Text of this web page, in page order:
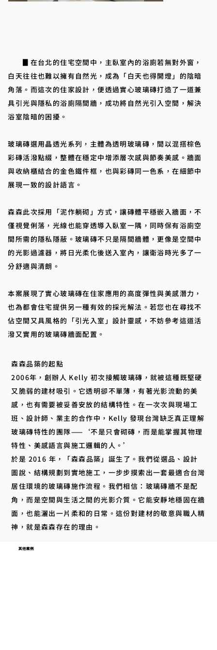
▊在台北的住宅空間中，主臥室內的浴廁若無對外窗，
白天往往也難以擁有自然光，成為「白天也得開燈」的陰暗
角落。而這次的住家設計，便透過實心玻璃磚打造了一道兼
具引光與隱私的浴廁隔間牆，成功將自然光引入空間，解決
浴室陰暗的困擾。
玻璃磚選用晶透光系列，主體為透明玻璃磚，間以混搭棕色
彩磚活潑點綴，整體在穩定中增添層次感與節奏美感。牆面
與收納櫃結合的金色鐵件框，也與彩磚同一色系，在細節中
展現一致的設計語言。
森森此次採用「泥作躺砌」方式，讓磚體平穩嵌入牆面，不
僅視覺俐落，光線也能穿透導入臥室一隅，同時保有浴廁空
間所需的隱私隱蔽。玻璃磚不只是隔間牆體，更像是空間中
的光影過濾器，將日光柔化後送入室內，讓衛浴時光多了一
分舒適與清朗。
本案展現了實心玻璃磚在住家應用的高度彈性與美感潛力，
也為都會住宅提供另一種有效的採光解法。若您也在尋找不
佔空間又具風格的「引光入室」設計靈感，不妨參考這道活
潑又實用的玻璃磚牆面配置。
森森品築的起點
2006年，創辦人 Kelly 初次接觸玻璃磚，就被這種既堅硬
又脆弱的建材吸引。它透明卻不單薄，有著光影流動的美
感，也有需要被妥善安放的結構特性。在一次次與現場工
班、設計師、業主的合作中，Kelly 發現台灣缺乏真正理解
玻璃磚特性的團隊——‘不是只會砌磚，而是能掌握其物理
特性、美感語言與施工邏輯的人。’
於是 2016 年，「森森品築」誕生了。我們從選品、設計
圖說、結構規劃到實地施工，一步步摸索出一套最適合台灣
居住環境的玻璃磚施作流程。我們相信：玻璃磚牆不是配
角，而是空間與生活之間的光影介質。它能安靜地穩固在牆
面，也能灑出一片柔和的日常。這份對建材的敬意與職人精
神，就是森森存在的理由。
其他案例